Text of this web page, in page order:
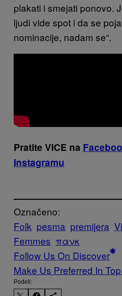
plakati i smejati ponovo.
ljudi vide spot i da se
nominacije, nadam se“.
Pratite VICE na
Instagramu
Označeno:
Folk pesma premijera
Femmes πανκ
Follow Us On Discover
Make Us Preferred In
Podeli: